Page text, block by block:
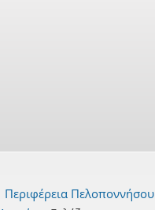
Περιφέρεια Πελοποννήσου